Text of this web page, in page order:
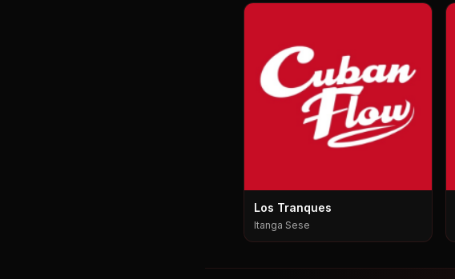
Los Tranques
Itanga Sese